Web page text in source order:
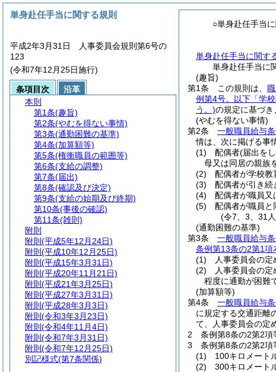
○単身赴任手当
単身赴任手当に関す
単身赴任手当に
(趣旨)
第1条
この規則は、
例第4号。以下「学
う。)の規定に基づき
(やむを得ない事情)
第2条
一般職員給与
情は、次に掲げる事
(1)
配偶者(届出を
母又は同居の親族
(2)
配偶者が学校教
(3)
配偶者が引き続
(4)
配偶者が職員又
(5)
配偶者が職員と
(令7、3、31
(通勤困難の基準)
第3条
一般職員給与
条例第13条の2第1項
(1)
人事委員会の
(2)
人事委員会の
程度に通勤が困難
(加算額等)
第4条
一般職員給与
に規定する交通距離
て、人事委員会の定
2
条例第8条の2第2項
3
条例第8条の2第2項
(1)
100キロメート
(2)
300キロメート
単身赴任手当に関する規則
平成2年3月31日 人事委員会規則第6号の
123
(令和7年12月25日施行)
条項目次
沿革
本則
第1条(趣旨)
第2条(やむを得ない事情)
第3条(通勤困難の基準)
第4条(加算額等)
第5条(権衡職員の範囲等)
第6条(支給の調整)
第7条(届出)
第8条(確認及び決定)
第9条(支給の始期及び終期)
第10条(事後の確認)
第11条(雑則)
附則
附則 (平成5年12月24日)
附則 (平成10年12月25日)
附則 (平成15年3月31日)
附則 (平成20年11月21日)
附則 (平成21年3月25日)
附則 (平成27年3月31日)
附則 (平成28年3月3日)
附則 (令和3年3月23日)
附則 (令和4年11月4日)
附則 (令和7年3月31日)
附則 (令和7年12月25日)
別記様式(第7条関係)